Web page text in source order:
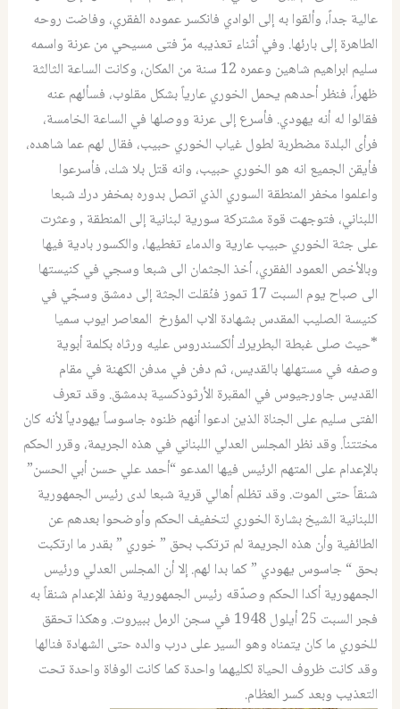
عالية جداً، وألقوا به إلى الوادي فانكسر عموده الفقري، وفاضت روحه
الطاهرة إلى بارئها. وفي أثناء تعذيبه مرّ فتى مسيحي من عرنة واسمه
سليم ابراهیم شاهین وعمره 12 سنة من المكان، وكانت الساعة الثالثة
ظهراً، فنظر أحدهم يحمل الخوري عارياً بشكل مقلوب، فسألهم عنه
فقالوا له أنه يهودي. فأسرع إلى عرنة ووصلها في الساعة الخامسة،
فرأى البلدة مضطربة لطول غياب الخوري حبيب، فقال لهم عما شاهده،
فأيقن الجميع انه هو الخوري حبيب، وانه قتل بلا شك، فأسرعوا
واعلموا مخفر المنطقة السوري الذي اتصل بدوره بمخفر درك شبعا
اللبناني، فتوجهت قوة مشتركة سورية لبنانية إلى المنطقة , وعثرت
على جثة الخوري حبيب عارية والدماء تغطيها، والكسور بادية فيها
وبالأخص العمود الفقري، اُخذ الجثمان الى شبعا وسجي في كنيستها
الى صباح يوم السبت 17 تموز فنُقلت الجثة إلى دمشق وسجّي في
كنيسة الصليب المقدس بشهادة الاب المؤرخ المعاصر ايوب سميا
*حيث صلى غبطة البطريرك ألكسندروس عليه ورثاه بكلمة أبوية
وصفه في مستهلها بالقديس، ثم دفن في مدفن الكهنة في مقام
القديس جاورجيوس في المقبرة الأرثوذكسية بدمشق. وقد تعرف
الفتى سليم على الجناة الذين ادعوا أنهم ظنوه جاسوساً يهودياً لأنه كان
مختتناً. وقد نظر المجلس العدلي اللبناني في هذه الجريمة، وقرر الحكم
بالإعدام على المتهم الرئيس فيها المدعو “أحمد علي حسن أبي الحسن”
شنقاً حتى الموت. وقد تظلم أهالي قرية شبعا لدى رئيس الجمهورية
اللبنانية الشيخ بشارة الخوري لتخفيف الحكم وأوضحوا بعدهم عن
الطائفية وأن هذه الجريمة لم ترتكب بحق ” خوري ” بقدر ما ارتكبت
بحق “ جاسوس يهودي ” كما بدا لهم. إلا أن المجلس العدلي ورئيس
الجمهورية أكدا الحكم وصدّقه رئيس الجمهورية ونفذ الإعدام شنقاً به
فجر السبت 25 أيلول 1948 في سجن الرمل ببيروت. وهكذا تحقق
للخوري ما كان يتمناه وهو السير على درب والده حتى الشهادة فنالها
وقد كانت ظروف الحياة لكليهما واحدة كما كانت الوفاة واحدة تحت
التعذيب وبعد كسر العظام.